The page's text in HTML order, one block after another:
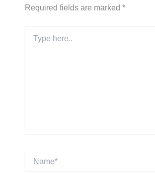
Required fields are marked *
here..